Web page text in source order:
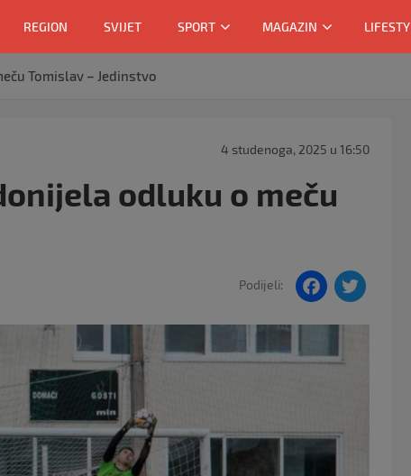
REGION SVIJET SPORT MAGAZIN
Tomislav – Jedinstvo
4 studenoga, 2025 u 16:50
odluku o meču
Podijeli:
F
e
o
o